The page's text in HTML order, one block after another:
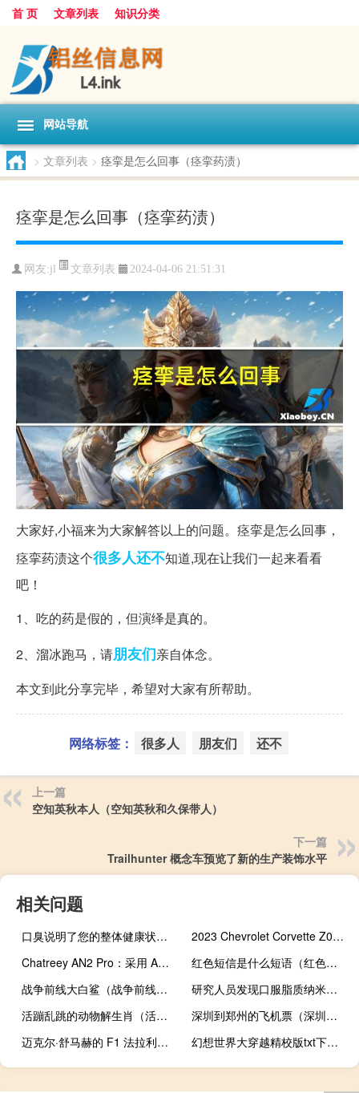
首 页 文章列表 知识分类
网站导航
> 文章列表 > 痉挛是怎么回事（痉挛药渍）
痉挛是怎么回事（痉挛药渍）
网友:jl 文章列表 2024-04-06 21:51:31
大家好,小福来为大家解答以上的问题。痉挛是怎么回事，
痉挛药渍这个很多人还不知道,现在让我们一起来看看
吧！
1、吃的药是假的，但演绎是真的。
2、溜冰跑马，请朋友们亲自体念。
本文到此分享完毕，希望对大家有所帮助。
网络标签： 很多人 朋友们 还不
上一篇
空知英秋本人（空知英秋和久保带人）
下一篇
Trailhunter 概念车预览了新的生产装饰水平
相关问题
口臭说明了您的整体健康状况以及您可以改善它的自然方法
2023 Chevrolet Corvette Z06 的产量增加
Chatreey AN2 Pro：采用 AMD APU 的新型迷你 PC 适合各种应用
红色短信是什么短语（红色短信）
战争前线大白鲨（战争前线好玩吗）
研究人员发现口服脂质纳米颗粒药物可以预防结肠炎相关癌症的发展
活蹦乱跳的动物解生肖（活蹦乱跳的动物）
深圳到郑州的飞机票（深圳到郑州）
迈克尔·舒马赫的 F1 法拉利以数百万美元的价格拍卖
幻想世界大穿越精校版txt下载（幻想世界图标）